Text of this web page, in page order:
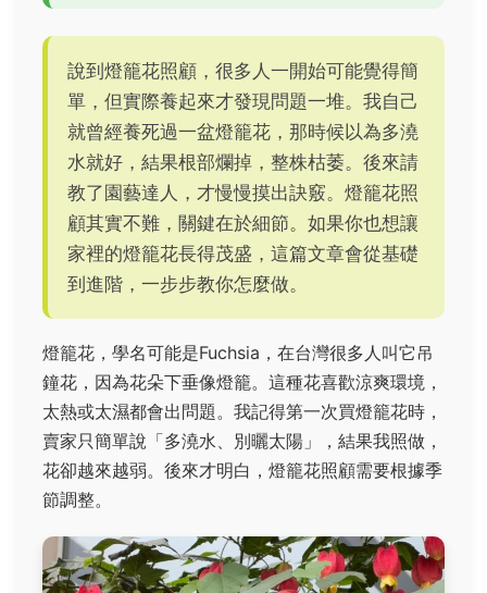
說到燈籠花照顧，很多人一開始可能覺得簡
單，但實際養起來才發現問題一堆。我自己
就曾經養死過一盆燈籠花，那時候以為多澆
水就好，結果根部爛掉，整株枯萎。後來請
教了園藝達人，才慢慢摸出訣竅。燈籠花照
顧其實不難，關鍵在於細節。如果你也想讓
家裡的燈籠花長得茂盛，這篇文章會從基礎
到進階，一步步教你怎麼做。
燈籠花，學名可能是Fuchsia，在台灣很多人叫它吊
鐘花，因為花朵下垂像燈籠。這種花喜歡涼爽環境，
太熱或太濕都會出問題。我記得第一次買燈籠花時，
賣家只簡單說「多澆水、別曬太陽」，結果我照做，
花卻越來越弱。後來才明白，燈籠花照顧需要根據季
節調整。